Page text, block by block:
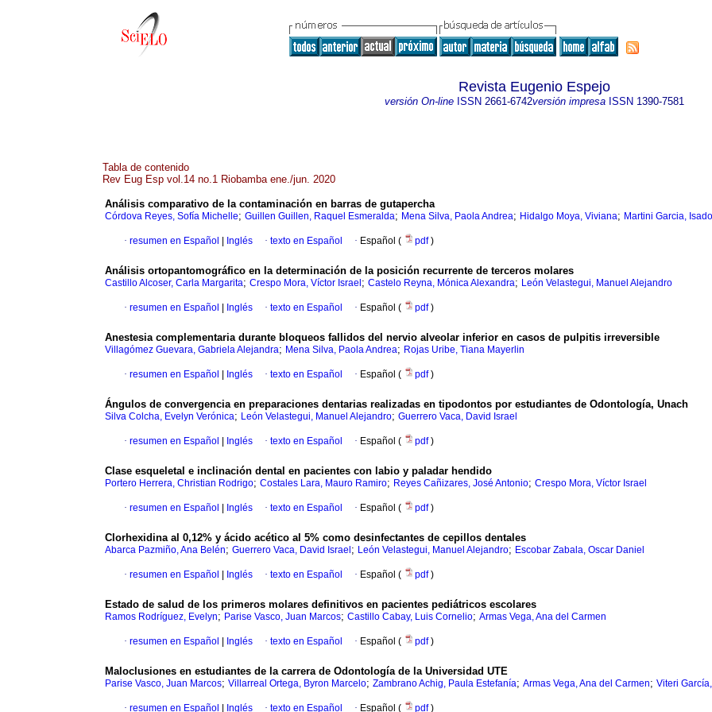
Revista Eugenio Espejo
versión On-lineISSN 2661-6742versión impresaISSN 1390-7581
Tabla de contenido
Rev Eug Esp vol.14 no.1 Riobamba ene./jun. 2020
Análisis comparativo de la contaminación en barras de gutapercha
Córdova Reyes, Sofía Michelle; Guillen Guillen, Raquel Esmeralda; Mena Silva, Paola Andrea; Hidalgo Moya, Viviana; Martini Garcia,
· resumen en Español Inglés · texto en Español · Español ( pdf)
Análisis ortopantomográfico en la determinación de la posición recurrente de terceros molares
Castillo Alcoser, Carla Margarita; Crespo Mora, Víctor Israel ; Castelo Reyna, Mónica Alexandra; León Velastegui, Manuel Alejandro
· resumen en Español Inglés · texto en Español · Español ( pdf)
Anestesia complementaria durante bloqueos fallidos del nervio alveolar inferior en casos de pulpitis irreversible
Villagómez Guevara, Gabriela Alejandra; Mena Silva, Paola Andrea; Rojas Uribe, Tiana Mayerlin
· resumen en Español Inglés · texto en Español · Español ( pdf)
Ángulos de convergencia en preparaciones dentarias realizadas en tipodontos por estudiantes de Odontología, Unach
Silva Colcha, Evelyn Verónica; León Velastegui, Manuel Alejandro; Guerrero Vaca, David Israel
· resumen en Español Inglés · texto en Español · Español ( pdf)
Clase esqueletal e inclinación dental en pacientes con labio y paladar hendido
Portero Herrera, Christian Rodrigo; Costales Lara, Mauro Ramiro; Reyes Cañizares, José Antonio; Crespo Mora, Víctor Israel
· resumen en Español Inglés · texto en Español · Español ( pdf)
Clorhexidina al 0,12% y ácido acético al 5% como desinfectantes de cepillos dentales
Abarca Pazmiño, Ana Belén; Guerrero Vaca, David Israel ; León Velastegui, Manuel Alejandro; Escobar Zabala, Oscar Daniel
· resumen en Español Inglés · texto en Español · Español ( pdf)
Estado de salud de los primeros molares definitivos en pacientes pediátricos escolares
Ramos Rodríguez, Evelyn; Parise Vasco, Juan Marcos; Castillo Cabay, Luis Cornelio; Armas Vega, Ana del Carmen
· resumen en Español Inglés · texto en Español · Español ( pdf)
Maloclusiones en estudiantes de la carrera de Odontología de la Universidad UTE
Parise Vasco, Juan Marcos; Villarreal Ortega, Byron Marcelo; Zambrano Achig, Paula Estefanía; Armas Vega, Ana del Carmen; Viteri
· resumen en Español Inglés · texto en Español · Español ( pdf)